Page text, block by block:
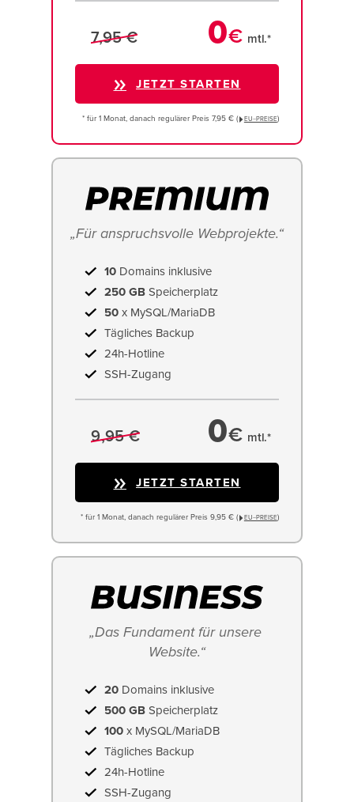
7,95 € 0€ mtl.*
JETZT STARTEN
* für 1 Monat, danach regulärer Preis 7,95 € ( EU−PREISE)
„Für anspruchsvolle Webprojekte.“
10 Domains inklusive
250 GB Speicherplatz
50 x MySQL/MariaDB
Tägliches Backup
24h-Hotline
SSH-Zugang
9,95 € 0€ mtl.*
JETZT STARTEN
* für 1 Monat, danach regulärer Preis 9,95 € ( EU−PREISE)
„Das Fundament für unsere
Website.“
20 Domains inklusive
500 GB Speicherplatz
100 x MySQL/MariaDB
Tägliches Backup
24h-Hotline
SSH-Zugang